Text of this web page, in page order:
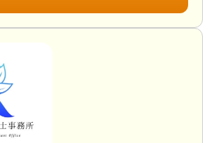
談可 / 初回相談無料 / 事務所面談可